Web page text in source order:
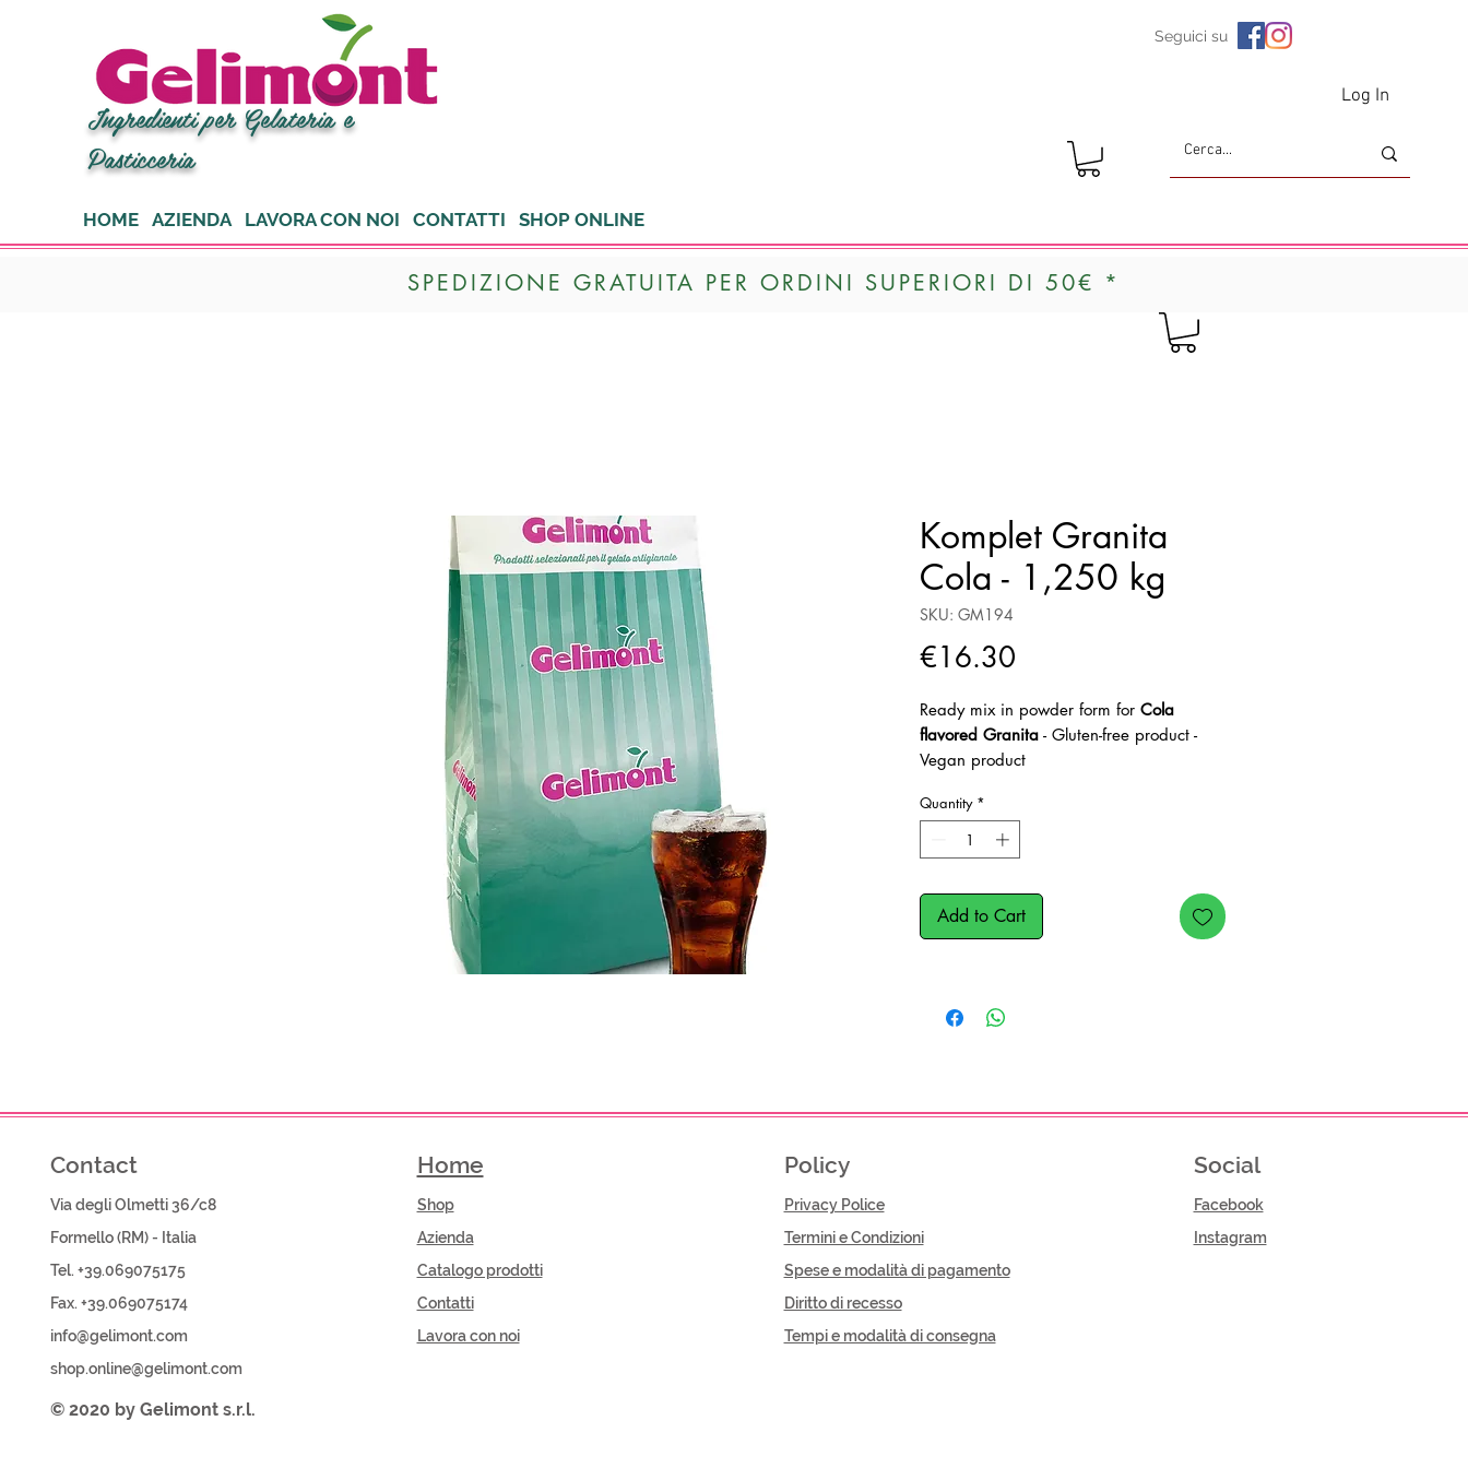
Ingredienti per Gelateria e
Pasticceria
Seguici su
Log In
HOME AZIENDA LAVORA CON NOI CONTATTI SHOP ONLINE
SPEDIZIONE GRATUITA PER ORDINI SUPERIORI DI 50€ *
Komplet Granita
Cola - 1,250 kg
SKU: GM194
€16.30
Ready mix in powder form for Cola
flavored Granita - Gluten-free product -
Vegan product
Quantity *
Add to Cart
Contact
Via degli Olmetti 36/c8
Formello (RM) - Italia
Tel. +39.069075175
Fax. +39.069075174
info@gelimont.com
shop.online@gelimont.com
© 2020 by Gelimont s.r.l.
Home
Shop​
Azienda
Catalogo prodotti
Contatti
Lavora con noi
Policy
Privacy Police
Termini e Condizioni
Spese e modalità di pagamento
Diritto di recesso
Tempi e modalità di consegna
Social
Facebook
Instagram